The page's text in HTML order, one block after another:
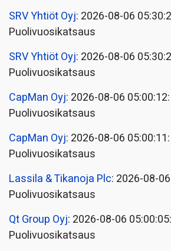
SRV Yhtiöt Oyj: 2026-08-06
Puolivuosikatsaus
SRV Yhtiöt Oyj: 2026-08-06
Puolivuosikatsaus
CapMan Oyj: 2026-08-06 05:00:12:
Puolivuosikatsaus
CapMan Oyj: 2026-08-06 05:00:11:
Puolivuosikatsaus
Lassila & Tikanoja Plc: 2026-08-
Puolivuosikatsaus
Qt Group Oyj: 2026-08-06 05:00:05:
Puolivuosikatsaus